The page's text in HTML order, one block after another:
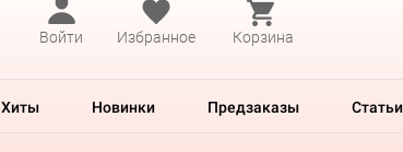
Войти Избранное Корзина
Хиты Новинки Предзаказы Статьи